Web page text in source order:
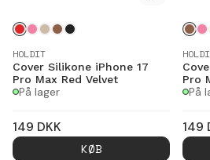
HOLDIT
Cover Silikone iPhone 17
Pro Max Red Velvet
På lager
149 DKK
KØB
Pro
På
149